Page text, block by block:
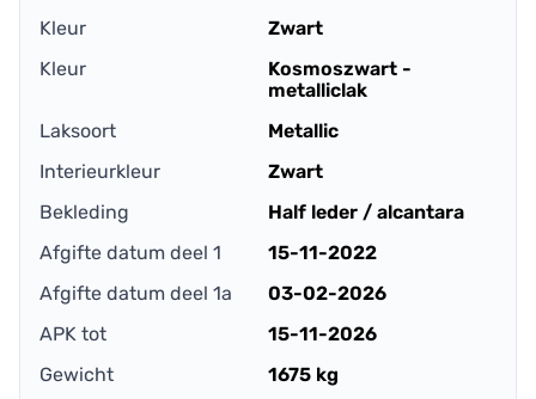
Kleur
Zwart
Kleur
Kosmoszwart -
metalliclak
Laksoort
Metallic
Interieurkleur
Zwart
Bekleding
Half leder / alcantara
Afgifte datum deel 1
15-11-2022
Afgifte datum deel 1a
03-02-2026
APK tot
15-11-2026
Gewicht
1675 kg